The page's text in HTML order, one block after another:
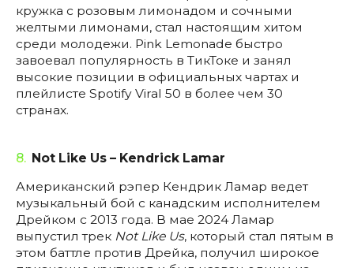
кружка с розовым лимонадом и сочными
желтыми лимонами, стал настоящим хитом
среди молодежи. Pink Lemonade быстро
завоевал популярность в ТикТоке и занял
высокие позиции в официальных чартах и
плейлисте Spotify Viral 50 в более чем 30
странах.
8. Not Like Us – Kendrick Lamar
Американский рэпер Кендрик Ламар ведет
музыкальный бой с канадским исполнителем
Дрейком с 2013 года. В мае 2024 Ламар
выпустил трек Not Like Us, который стал пятым в
этом баттле против Дрейка, получил широкое